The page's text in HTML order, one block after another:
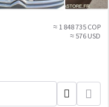
≈ 1 848 735 COP
≈ 576 USD